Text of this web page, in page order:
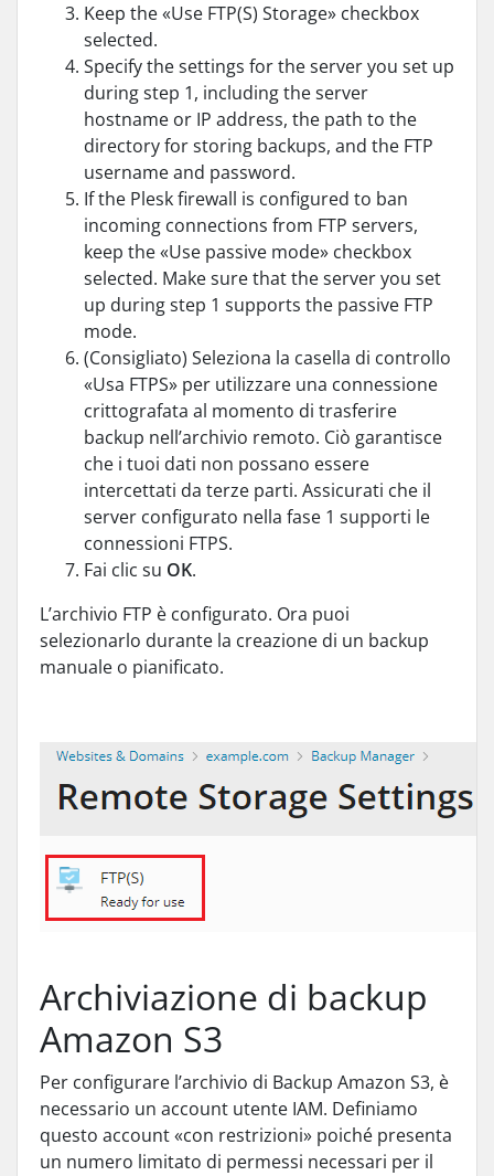
Keep the «Use FTP(S) Storage» checkbox
selected.
Specify the settings for the server you set up
during step 1, including the server
hostname or IP address, the path to the
directory for storing backups, and the FTP
username and password.
If the Plesk firewall is configured to ban
incoming connections from FTP servers,
keep the «Use passive mode» checkbox
selected. Make sure that the server you set
up during step 1 supports the passive FTP
mode.
(Consigliato) Seleziona la casella di controllo
«Usa FTPS» per utilizzare una connessione
crittografata al momento di trasferire
backup nell’archivio remoto. Ciò garantisce
che i tuoi dati non possano essere
intercettati da terze parti. Assicurati che il
server configurato nella fase 1 supporti le
connessioni FTPS.
Fai clic su OK.
L’archivio FTP è configurato. Ora puoi
selezionarlo durante la creazione di un backup
manuale o pianificato.
Archiviazione di backup
Amazon S3
Per configurare l’archivio di Backup Amazon S3, è
necessario un account utente IAM. Definiamo
questo account «con restrizioni» poiché presenta
un numero limitato di permessi necessari per il